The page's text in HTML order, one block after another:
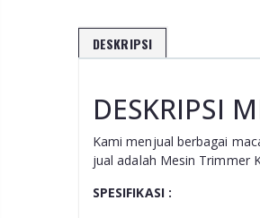
DESKRIPSI
DESKRIPSI
Kami menjual berbagai
jual adalah Mesin Trimmer
SPESIFIKASI :